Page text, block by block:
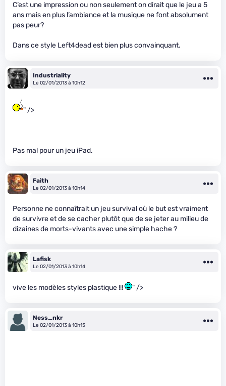
C’est une impression ou non seulement on dirait que le jeu a 5
ans mais en plus l’ambiance et la musique ne font absolument
pas peur?
Dans ce style Left4dead est bien plus convainquant.
Industriality
Le 02/01/2013 à 10h12
" />
Pas mal pour un jeu iPad.
Faith
Le 02/01/2013 à 10h14
Personne ne connaîtrait un jeu survival où le but est vraiment
de survivre et de se cacher plutôt que de se jeter au milieu de
dizaines de morts-vivants avec une simple hache ?
Lafisk
Le 02/01/2013 à 10h14
vive les modèles styles plastique !!! " />
Ness_nkr
Le 02/01/2013 à 10h15